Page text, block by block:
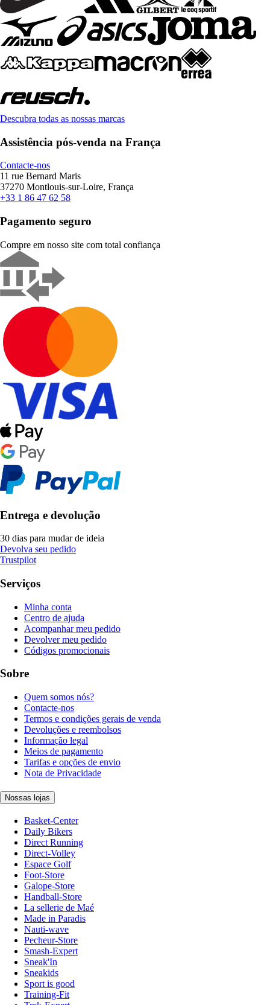
Descubra todas as nossas marcas
Assistência pós-venda na França
Contacte-nos
11 rue Bernard Maris
37270 Montlouis-sur-Loire, França
+33 1 86 47 62 58
Pagamento seguro
Compre em nosso site com total confiança
Entrega e devolução
30 dias para mudar de ideia
Devolva seu pedido
Trustpilot
Serviços
Minha conta
Centro de ajuda
Acompanhar meu pedido
Devolver meu pedido
Códigos promocionais
Sobre
Quem somos nós?
Contacte-nos
Termos e condições gerais de venda
Devoluções e reembolsos
Informação legal
Meios de pagamento
Tarifas e opções de envio
Nota de Privacidade
Nossas lojas
Basket-Center
Daily Bikers
Direct Running
Direct-Volley
Espace Golf
Foot-Store
Galope-Store
Handball-Store
La sellerie de Maé
Made in Paradis
Nauti-wave
Pecheur-Store
Smash-Expert
Sneak'In
Sneakids
Sport is good
Training-Fit